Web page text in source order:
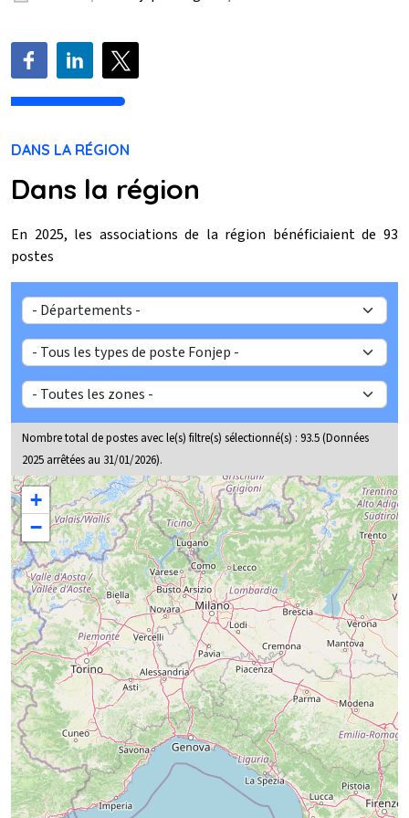
ACTUALITÉS
DANS LA RÉGION
Texte
Dans la région
En 2025, les associations de la région bénéficiaient de 93
postes
Nombre total de postes avec le(s) filtre(s) sélectionné(s) : 93.5(Données
2025 arrêtées au 31/01/2026).
Carte baromètre / regionale / Corse
+
−